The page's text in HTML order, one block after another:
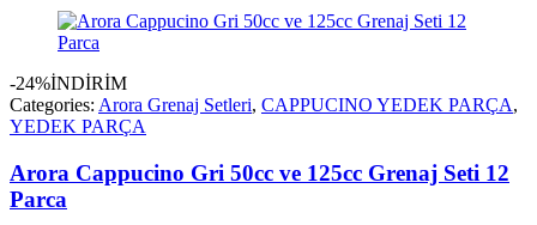
-24%İNDİRİM
Categories: Arora Grenaj Setleri, CAPPUCINO YEDEK PARÇA,
YEDEK PARÇA
Arora Cappucino Gri 50cc ve 125cc Grenaj Seti 12
Parca